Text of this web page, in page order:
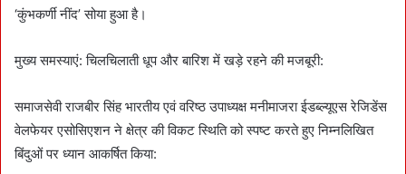
‘कुंभकर्णी नींद’ सोया हुआ है।
मुख्य समस्याएं: चिलचिलाती धूप और बारिश में खड़े रहने की मजबूरी:
समाजसेवी राजबीर सिंह भारतीय एवं वरिष्ठ उपाध्यक्ष मनीमाजरा ईडब्ल्यूएस रेजिडेंस
वेलफेयर एसोसिएशन ने क्षेत्र की विकट स्थिति को स्पष्ट करते हुए निम्नलिखित
बिंदुओं पर ध्यान आकर्षित किया: